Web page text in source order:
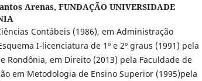
Arenas, FUNDAÇÃO UNIVERSIDADE
Contábeis (1986), em Administração
I-licenciatura de 1º e 2º graus (1991) pela
Rondônia, em Direito (2013) pela Faculdade de
em Metodologia de Ensino Superior (1995)pela